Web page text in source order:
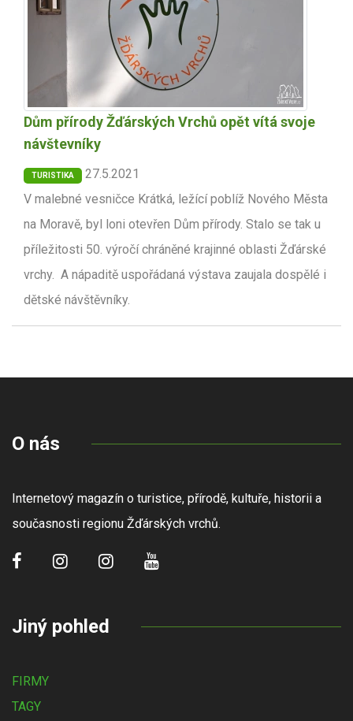
Dům přírody Žďárských Vrchů opět vítá svoje
návštevníky
TURISTIKA
27.5.2021
V malebné vesničce Krátká, ležící poblíž Nového Města
na Moravě, byl loni otevřen Dům přírody. Stalo se tak u
příležitosti 50. výročí chráněné krajinné oblasti Žďárské
vrchy. A nápaditě uspořádaná výstava zaujala dospělé i
dětské návštěvníky.
O nás
Internetový magazín o turistice, přírodě, kultuře, historii a
současnosti regionu Žďárských vrchů.
Jiný pohled
FIRMY
TAGY